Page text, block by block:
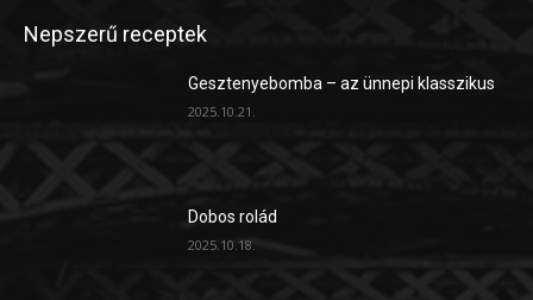
Nepszerű receptek
Gesztenyebomba – az ünnepi klasszikus
2025.10.21.
Dobos rolád
2025.10.18.